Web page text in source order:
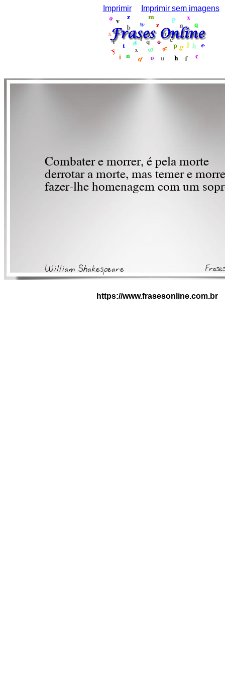
Imprimir Imprimir sem imagens
https://www.frasesonline.com.br